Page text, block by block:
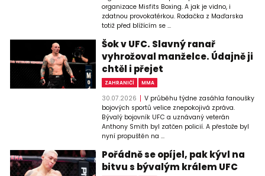
organizace Misfits Boxing. A jak je vidno, i
zdatnou provokatérkou. Rodačka z Maďarska
totiž před blížícím se ...
Šok v UFC. Slavný ranař
vyhrožoval manželce. Údajně ji
chtěl i přejet
ZAHRANIČÍ MMA
30.07.2026
V průběhu týdne zasáhla fanoušky
bojových sportů velice znepokojivá zpráva.
Bývalý bojovník UFC a uznávaný veterán
Anthony Smith byl zatčen policií. A přestože byl
nyní propuštěn na ...
Pořádně se opíjel, pak kývl na
bitvu s bývalým králem UFC